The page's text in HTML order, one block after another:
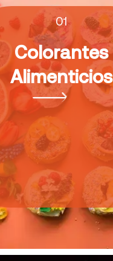
01
Colorantes
Alimenticios